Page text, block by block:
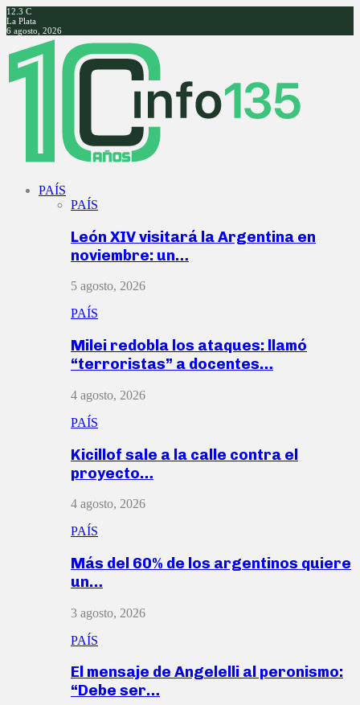
12.3 C
La Plata
6 agosto, 2026
Facebook
Twitter
Instagram
Youtube
PAÍS
PAÍS
León XIV visitará la Argentina en
noviembre: un…
5 agosto, 2026
PAÍS
Milei redobla los ataques: llamó
“terroristas” a docentes…
4 agosto, 2026
PAÍS
Kicillof sale a la calle contra el
proyecto…
4 agosto, 2026
PAÍS
Más del 60% de los argentinos quiere
un…
3 agosto, 2026
PAÍS
El mensaje de Angelelli al peronismo:
“Debe ser…